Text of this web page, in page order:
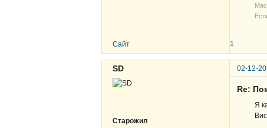
Сайт 1
SD 02-12-
Старожил
Re:
Я